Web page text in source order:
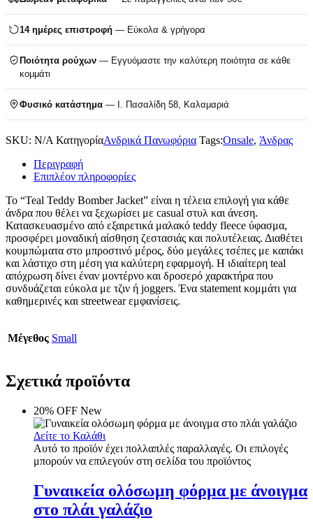
14 ημέρες επιστροφή — Εύκολα & γρήγορα
Ποιότητα ρούχων — Εγγυόμαστε την καλύτερη ποιότητα σε κάθε
κομμάτι
Φυσικό κατάστημα — Ι. Πασαλίδη 58, Καλαμαριά
SKU: N/A ΚατηγορίαΑνδρικά Πανωφόρια Tags:Onsale, Άνδρας
Περιγραφή
Επιπλέον πληροφορίες
Το “Teal Teddy Bomber Jacket” είναι η τέλεια επιλογή για κάθε
άνδρα που θέλει να ξεχωρίσει με casual στυλ και άνεση.
Κατασκευασμένο από εξαιρετικά μαλακό teddy fleece ύφασμα,
προσφέρει μοναδική αίσθηση ζεστασιάς και πολυτέλειας. Διαθέτει
κουμπώματα στο μπροστινό μέρος, δύο μεγάλες τσέπες με καπάκι
και λάστιχο στη μέση για καλύτερη εφαρμογή. Η ιδιαίτερη teal
απόχρωση δίνει έναν μοντέρνο και δροσερό χαρακτήρα που
συνδυάζεται εύκολα με τζιν ή joggers. Ένα statement κομμάτι για
καθημερινές και streetwear εμφανίσεις.
Μέγεθος Small
Σχετικά προϊόντα
20% OFF New
Δείτε το Καλάθι
Αυτό το προϊόν έχει πολλαπλές παραλλαγές. Οι επιλογές
μπορούν να επιλεγούν στη σελίδα του προϊόντος
Γυναικεία ολόσωμη φόρμα με άνοιγμα
στο πλάι γαλάζιο